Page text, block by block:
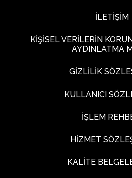
İLETİŞİM
KİŞİSEL VERİLERİN
AYDINLATMA
GİZLİLİK
KULLANICI
İŞLEM
HİZMET
KALİTE